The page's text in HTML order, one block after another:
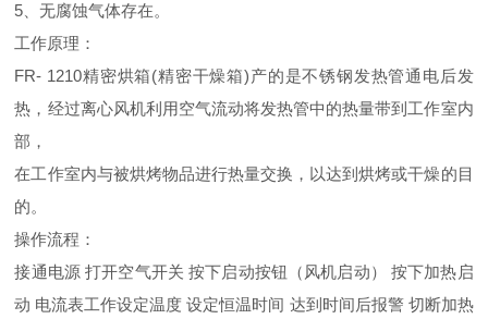
5、无腐蚀气体存在。
工作原理：
FR- 1210精密烘箱(精密干燥箱)产的是不锈钢发热管通电后发
热，经过离心风机利用空气流动将发热管中的热量带到工作室内
部，
在工作室内与被烘烤物品进行热量交换，以达到烘烤或干燥的目
的。
操作流程：
接通电源 打开空气开关 按下启动按钮（风机启动） 按下加热启
动 电流表工作设定温度 设定恒温时间 达到时间后报警 切断加热